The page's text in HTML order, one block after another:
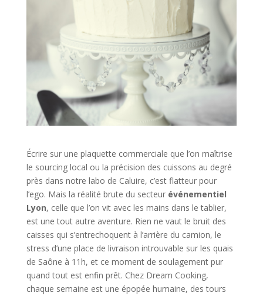
Écrire sur une plaquette commerciale que l’on maîtrise
le sourcing local ou la précision des cuissons au degré
près dans notre labo de Caluire, c’est flatteur pour
l’ego. Mais la réalité brute du secteur événementiel
Lyon, celle que l’on vit avec les mains dans le tablier,
est une tout autre aventure. Rien ne vaut le bruit des
caisses qui s’entrechoquent à l’arrière du camion, le
stress d’une place de livraison introuvable sur les quais
de Saône à 11h, et ce moment de soulagement pur
quand tout est enfin prêt. Chez Dream Cooking,
chaque semaine est une épopée humaine, des tours